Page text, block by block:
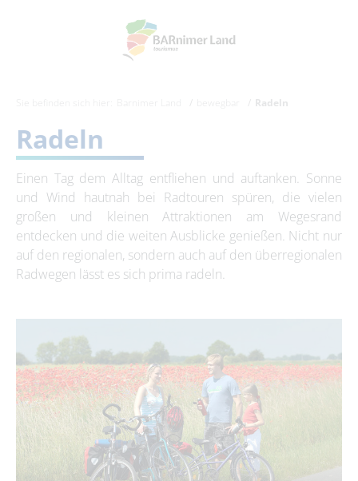
Radeln
Radeln
Einen Tag dem Alltag entfliehen und auftanken. Sonne
und Wind hautnah bei Radtouren spüren, die vielen
großen und kleinen Attraktionen am Wegesrand
entdecken und die weiten Ausblicke genießen. Nicht nur
auf den regionalen, sondern auch auf den überregionalen
Radwegen lässt es sich prima radeln.